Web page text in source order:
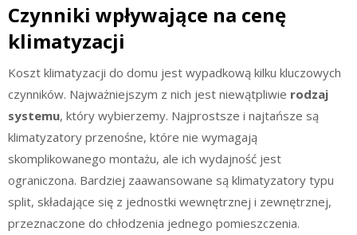
Czynniki wpływające na cenę
klimatyzacji
Koszt klimatyzacji do domu jest wypadkową kilku kluczowych
czynników. Najważniejszym z nich jest niewątpliwie rodzaj
systemu, który wybierzemy. Najprostsze i najtańsze są
klimatyzatory przenośne, które nie wymagają
skomplikowanego montażu, ale ich wydajność jest
ograniczona. Bardziej zaawansowane są klimatyzatory typu
split, składające się z jednostki wewnętrznej i zewnętrznej,
przeznaczone do chłodzenia jednego pomieszczenia.